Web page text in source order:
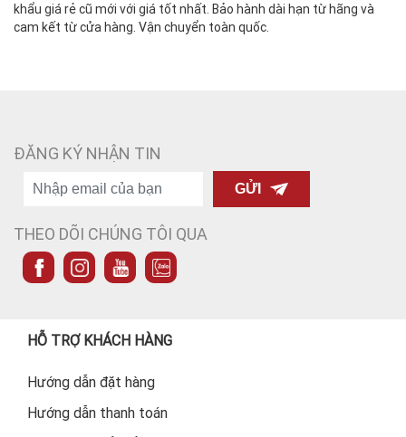
khẩu giá rẻ cũ mới với giá tốt nhất. Bảo hành dài hạn từ hãng và
cam kết từ cửa hàng. Vận chuyển toàn quốc.
ĐĂNG KÝ NHẬN TIN
GỬI
THEO DÕI CHÚNG TÔI QUA
HỖ TRỢ KHÁCH HÀNG
Hướng dẫn đặt hàng
Hướng dẫn thanh toán